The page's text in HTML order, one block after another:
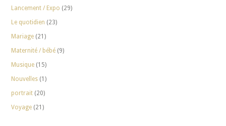
Lancement / Expo (29)
Le quotidien (23)
Mariage(21)
Maternité / bébé(9)
Musique(15)
Nouvelles(1)
portrait(20)
Voyage(21)